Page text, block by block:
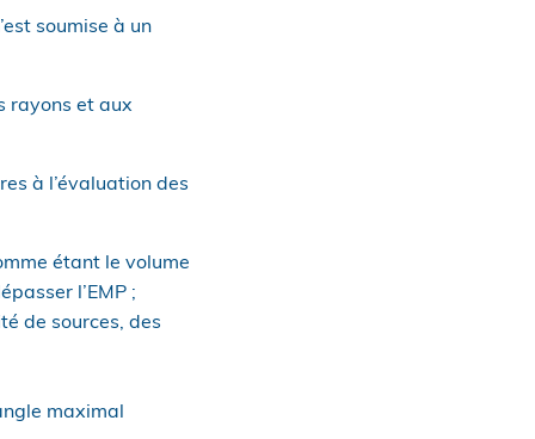
soumise à un
rayons et aux
à l’évaluation des
étant le volume
l’EMP ;
de sources, des
maximal